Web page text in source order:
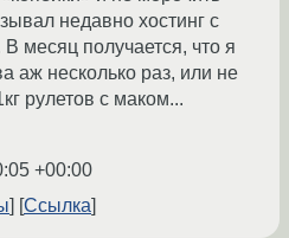
недавно хостинг с
месяц получается, что я
аж несколько раз, или не
рулетов с маком...
+00:00
Ссылка